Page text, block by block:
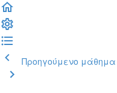
Προηγούμενο μάθημα